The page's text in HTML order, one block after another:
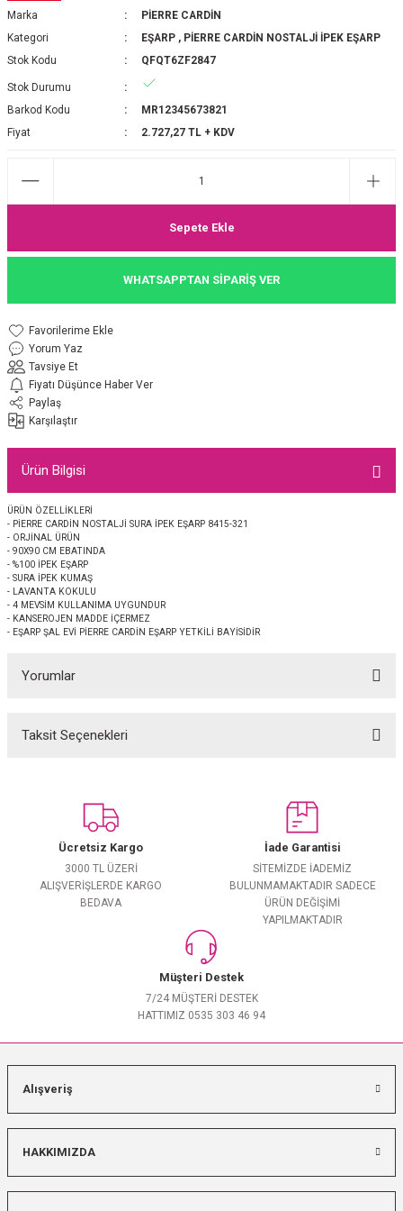
2025-2026 SONBAHAR KIŞ
JAKAR EŞARP
PAMUK EŞARP
İPEK EŞARP
EŞARP 2025-2026 SONBAHAR KIŞ
EŞARP
ŞAL
MEDİNE İPEĞİ ŞAL
ŞAL
JAKAR ŞAL
İpek Koton Şal
ŞAL
ŞAL
Marka
PİERRE CARDİN
Kategori
EŞARP , PİERRE CARDİN NOSTALJİ İPEK EŞARP
Stok Kodu
QFQT6ZF2847
Stok Durumu
Barkod Kodu
MR12345673821
Fiyat
2.727,27 TL + KDV
Sepete Ekle
WHATSAPPTAN SİPARİŞ VER
Yorum Yaz
Tavsiye Et
Fiyatı Düşünce Haber Ver
Paylaş
Karşılaştır
Ürün Bilgisi
ÜRÜN ÖZELLİKLERİ
- PİERRE CARDİN NOSTALJİ SURA İPEK EŞARP 8415-321
- ORJİNAL ÜRÜN
- 90X90 CM EBATINDA
- %100 İPEK EŞARP
- SURA İPEK KUMAŞ
- LAVANTA KOKULU
- 4 MEVSİM KULLANIMA UYGUNDUR
- KANSEROJEN MADDE İÇERMEZ
- EŞARP ŞAL EVİ PİERRE CARDİN EŞARP YETKİLİ BAYİSİDİR
Yorumlar
Taksit Seçenekleri
Ücretsiz Kargo
3000 TL ÜZERİ
ALIŞVERİŞLERDE KARGO
BEDAVA
İade Garantisi
SİTEMİZDE İADEMİZ
BULUNMAMAKTADIR SADECE
ÜRÜN DEĞİŞİMİ
YAPILMAKTADIR
Müşteri Destek
7/24 MÜŞTERİ DESTEK
HATTIMIZ 0535 303 46 94
Alışveriş
HAKKIMIZDA